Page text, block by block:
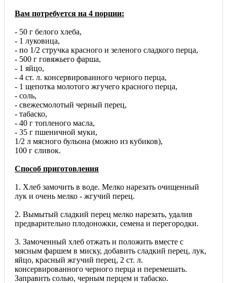
Вам потребуется на 4 порции:
- 50 г белого хлеба,
- 1 луковица,
- по 1/2 стручка красного и зеленого сладкого перца,
- 500 г говяжьего фарша,
- 1 яйцо,
- 4 ст. л. консервированного черного перца,
- 1 щепотка молотого жгучего красного перца,
- соль,
- свежесмолотый черный перец,
- табаско,
- 40 г топленого масла,
- 35 г пшеничной муки,
1/2 л мясного бульона (можно из кубиков),
100 г сливок.
Способ приготовления
1. Хлеб замочить в воде. Мелко нарезать очищенный
лук и очень мелко - жгучий перец.
2. Вымытый сладкий перец мелко нарезать, удалив
предварительно плодоножки, семена и перегородки.
3. Замоченный хлеб отжать и положить вместе с
мясным фаршем в миску, добавить сладкий перец, лук,
яйцо, красный жгучий перец, 2 ст. л.
консервированного черного перца и перемешать.
Заправить солью, черным перцем и табаско.